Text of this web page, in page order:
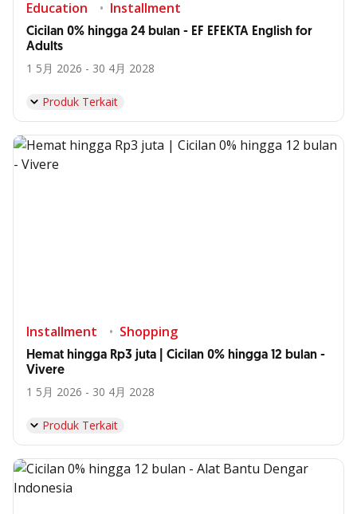
Education Installment
Cicilan 0% hingga 24 bulan - EF EFEKTA English for
Adults
1 5月 2026 - 30 4月 2028
Produk Terkait
Installment Shopping
Hemat hingga Rp3 juta | Cicilan 0% hingga 12 bulan -
Vivere
1 5月 2026 - 30 4月 2028
Produk Terkait